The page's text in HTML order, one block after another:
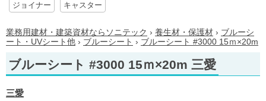
ジョイナー
キャスター
業務用建材・建築資材ならソニテック › 養生材・保護材 › ブルーシ
ート・UVシート他 › ブルーシート › ブルーシート #3000 15ｍ×20m
ブルーシート #3000 15ｍ×20m 三愛
三愛